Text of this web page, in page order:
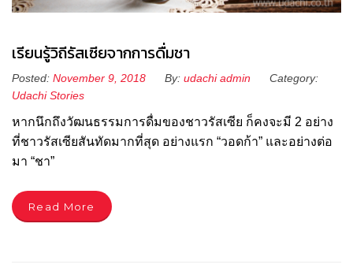
เรียนรู้วิถีรัสเซียจากการดื่มชา
Posted: November 9, 2018 By: udachi admin
Category:
Udachi Stories
หากนึกถึงวัฒนธรรมการดื่มของชาวรัสเซีย ก็คงจะมี 2 อย่าง
ที่ชาวรัสเซียสันทัดมากที่สุด อย่างแรก “วอดก้า” และอย่างต่อ
มา “ชา”
Read More